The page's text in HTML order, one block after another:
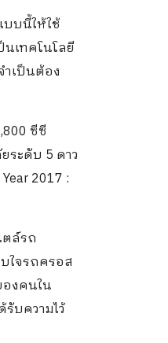
บบนี้ให้ใช้
นเทคโนโลยี
เป็นต้อง
ซีซี
ระดับ 5 ดาว
2017 :
ตล์รถ
ใจรถครอส
งคนใน
บความไว้